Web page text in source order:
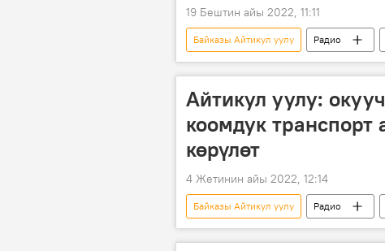
19 Бештин айы 2022, 11:11
Байказы Айтикул уулу Радио
айып пул
рейд
Айтикул уулу:
коомдук транспорт
көрүлөт
4 Жетинин айы 2022, 12:14
Байказы Айтикул уулу Радио